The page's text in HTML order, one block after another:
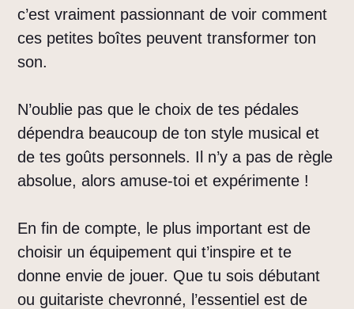
c’est vraiment passionnant de voir comment
ces petites boîtes peuvent transformer ton
son.
N’oublie pas que le choix de tes pédales
dépendra beaucoup de ton style musical et
de tes goûts personnels. Il n’y a pas de règle
absolue, alors amuse-toi et expérimente !
En fin de compte, le plus important est de
choisir un équipement qui t’inspire et te
donne envie de jouer. Que tu sois débutant
ou guitariste chevronné, l’essentiel est de